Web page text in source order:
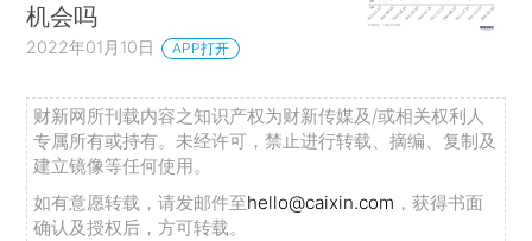
机会吗
2022年01月10日 APP打开
财新网所刊载内容之知识产权为财新传媒及/或相关权利人
专属所有或持有。未经许可，禁止进行转载、摘编、复制及
建立镜像等任何使用。
如有意愿转载，请发邮件至hello@caixin.com ，获得书面
确认及授权后，方可转载。